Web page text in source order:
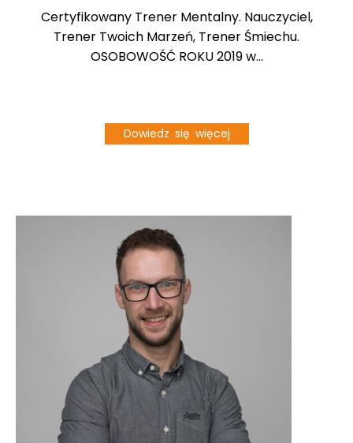
Certyfikowany Trener Mentalny. Nauczyciel,
Trener Twoich Marzeń, Trener Śmiechu.
OSOBOWOŚĆ ROKU 2019 w...
Dowiedz się więcej